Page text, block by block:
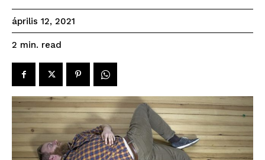
április 12, 2021
2 min. read